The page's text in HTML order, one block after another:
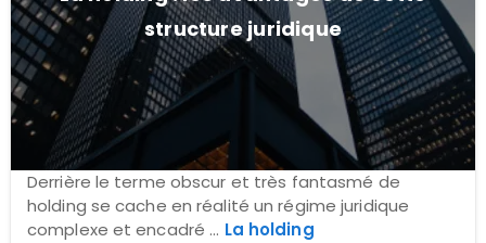
structure juridique
Derrière le terme obscur et très fantasmé de
holding se cache en réalité un régime juridique
complexe et encadré ... La holding